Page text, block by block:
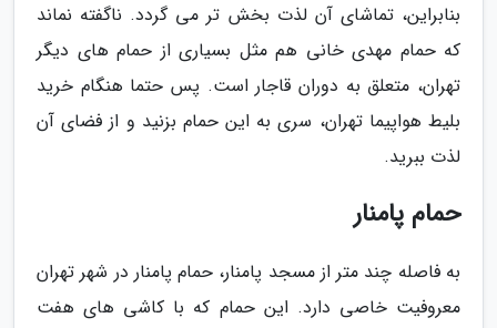
بنابراین، تماشای آن لذت بخش تر می گردد. ناگفته نماند
که حمام مهدی خانی هم مثل بسیاری از حمام های دیگر
تهران، متعلق به دوران قاجار است. پس حتما هنگام خرید
بلیط هواپیما تهران، سری به این حمام بزنید و از فضای آن
لذت ببرید.
حمام پامنار
به فاصله چند متر از مسجد پامنار، حمام پامنار در شهر تهران
معروفیت خاصی دارد. این حمام که با کاشی های هفت